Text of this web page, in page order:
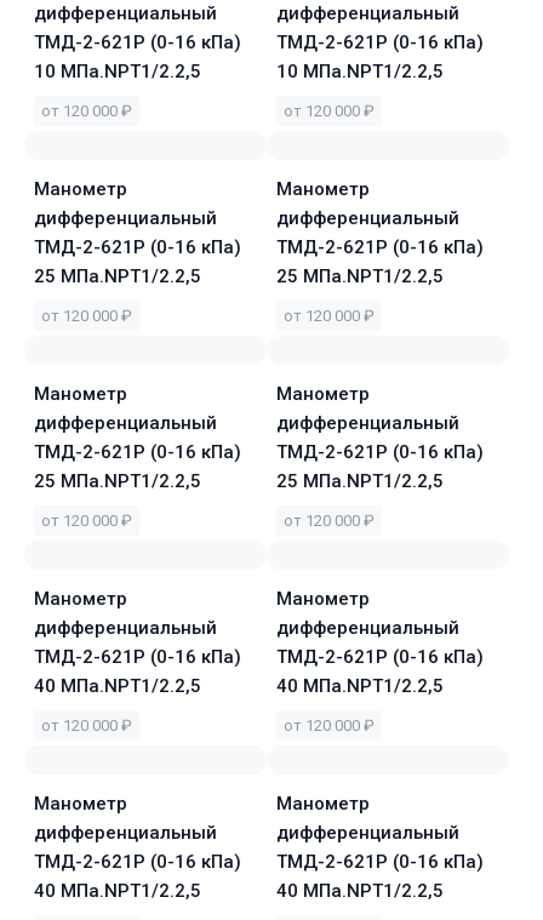
дифференциальный
ТМД-2-621Р (0-16 кПа)
10 МПа.NPT1/2.2,5
от 120 000 ₽
дифференциальный
ТМД-2-621Р (0-16 кПа)
10 МПа.NPT1/2.2,5
от 120 000 ₽
Манометр
дифференциальный
ТМД-2-621Р (0-16 кПа)
25 МПа.NPT1/2.2,5
от 120 000 ₽
Манометр
дифференциальный
ТМД-2-621Р (0-16 кПа)
25 МПа.NPT1/2.2,5
от 120 000 ₽
Манометр
дифференциальный
ТМД-2-621Р (0-16 кПа)
25 МПа.NPT1/2.2,5
от 120 000 ₽
Манометр
дифференциальный
ТМД-2-621Р (0-16 кПа)
25 МПа.NPT1/2.2,5
от 120 000 ₽
Манометр
дифференциальный
ТМД-2-621Р (0-16 кПа)
40 МПа.NPT1/2.2,5
от 120 000 ₽
Манометр
дифференциальный
ТМД-2-621Р (0-16 кПа)
40 МПа.NPT1/2.2,5
от 120 000 ₽
Манометр
дифференциальный
ТМД-2-621Р (0-16 кПа)
40 МПа.NPT1/2.2,5
Манометр
дифференциальный
ТМД-2-621Р (0-16 кПа)
40 МПа.NPT1/2.2,5